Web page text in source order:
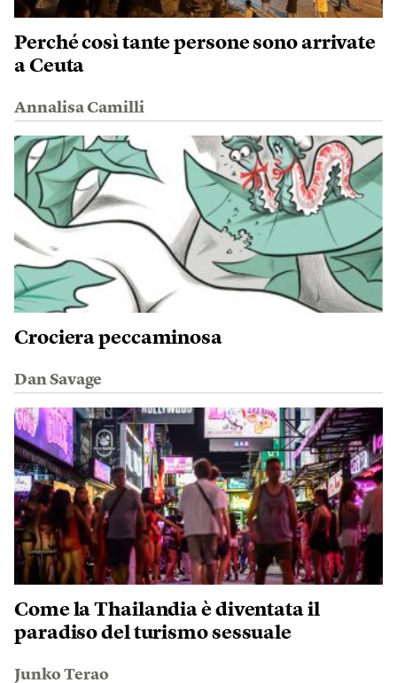
Perché così tante persone sono arrivate
a Ceuta
Annalisa Camilli
Crociera peccaminosa
Dan Savage
Come la Thailandia è diventata il
paradiso del turismo sessuale
Junko Terao